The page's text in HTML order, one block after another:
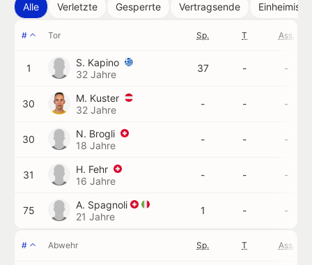
Alle Verletzte Gesperrte Vertragsende Einheimisch
# Tor Sp. T Ass.
1
S. Kapino
32 Jahre
37 - -
30
M. Kuster
32 Jahre
- - -
30
N. Brogli
18 Jahre
- - -
31
H. Fehr
16 Jahre
- - -
75
A. Spagnoli
21 Jahre
1 - -
# Abwehr Sp. T Ass.